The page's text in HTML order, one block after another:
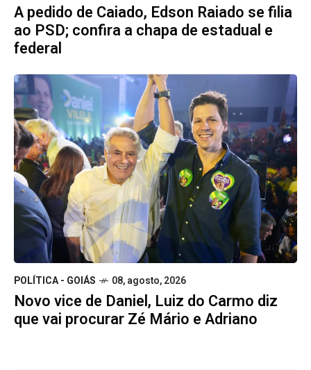
A pedido de Caiado, Edson Raiado se filia
ao PSD; confira a chapa de estadual e
federal
POLÍTICA - GOIÁS 08, agosto, 2026
Novo vice de Daniel, Luiz do Carmo diz
que vai procurar Zé Mário e Adriano